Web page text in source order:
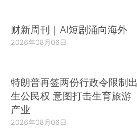
财新周刊｜AI短剧涌向海外
2026年08月06日
特朗普再签两份行政令限制出
生公民权 意图打击生育旅游
产业
2026年08月06日